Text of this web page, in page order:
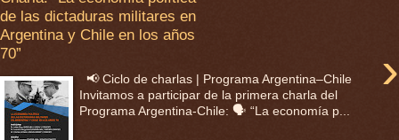
de las dictaduras militares en
Argentina y Chile en los años
70”
›
📢 Ciclo de charlas | Programa Argentina–Chile
Invitamos a participar de la primera charla del
Programa Argentina-Chile: 🗣 “La economía p...